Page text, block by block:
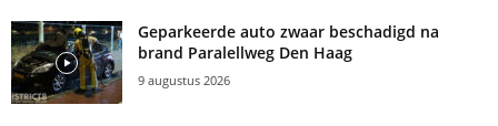
Geparkeerde auto zwaar beschadigd na
brand Paralellweg Den Haag
9 augustus 2026